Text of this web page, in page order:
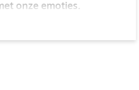
onze emoties.